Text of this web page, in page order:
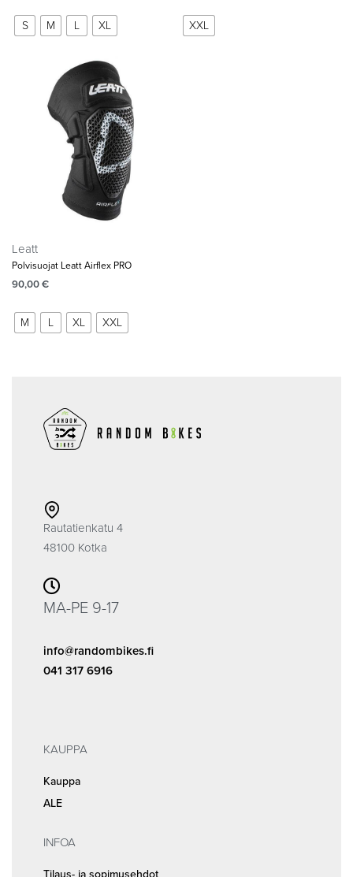
S M L XL XXL
Leatt
Polvisuojat Leatt Airflex PRO
90,00€
M L XL XXL
Rautatienkatu 4
48100 Kotka
MA-PE 9-17
info@randombikes.fi
041 317 6916
KAUPPA
Kauppa
ALE
INFOA
Tilaus- ja sopimusehdot